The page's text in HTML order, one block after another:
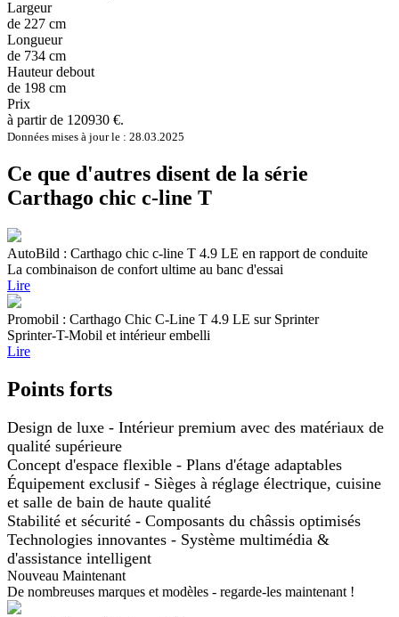
Largeur
de 227 cm
Longueur
de 734 cm
Hauteur debout
de 198 cm
Prix
à partir de 120930 €.
Données mises à jour le : 28.03.2025
Ce que d'autres disent de la série
Carthago chic c-line T
AutoBild : Carthago chic c-line T 4.9 LE en rapport de conduite
La combinaison de confort ultime au banc d'essai
Lire
Promobil : Carthago Chic C-Line T 4.9 LE sur Sprinter
Sprinter-T-Mobil et intérieur embelli
Lire
Points forts
Design de luxe - Intérieur premium avec des matériaux de
qualité supérieure
Concept d'espace flexible - Plans d'étage adaptables
Équipement exclusif - Sièges à réglage électrique, cuisine
et salle de bain de haute qualité
Stabilité et sécurité - Composants du châssis optimisés
Technologies innovantes - Système multimédia &
d'assistance intelligent
Nouveau Maintenant
De nombreuses marques et modèles - regarde-les maintenant !